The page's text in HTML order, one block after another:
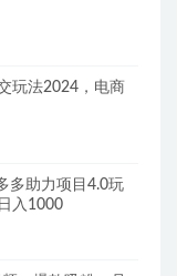
玩法2024，电商
多助力项目4.0玩
入1000